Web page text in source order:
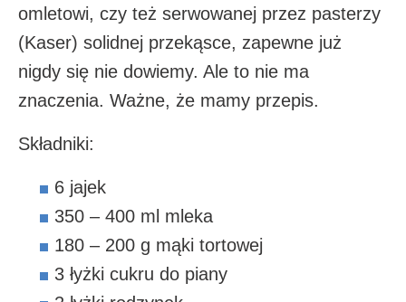
omletowi, czy też serwowanej przez pasterzy
(Kaser) solidnej przekąsce, zapewne już
nigdy się nie dowiemy. Ale to nie ma
znaczenia. Ważne, że mamy przepis.
Składniki:
6 jajek
350 – 400 ml mleka
180 – 200 g mąki tortowej
3 łyżki cukru do piany